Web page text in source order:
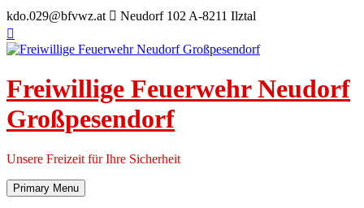
Skip
to
content
kdo.029@bfvwz.at Neudorf 102 A-8211 Ilztal
Freiwillige Feuerwehr Neudorf
Großpesendorf
Unsere Freizeit für Ihre Sicherheit
Primary Menu